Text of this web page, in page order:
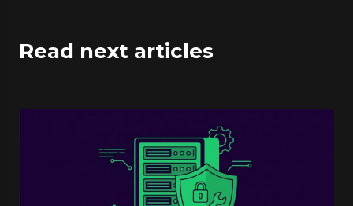
Read next articles